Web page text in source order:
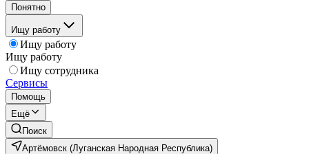
Понятно
Ищу работу
Ищу работу
Ищу работу
Ищу сотрудника
Сервисы
Помощь
Ещё
Поиск
Артёмовск (Луганская Народная Республика)